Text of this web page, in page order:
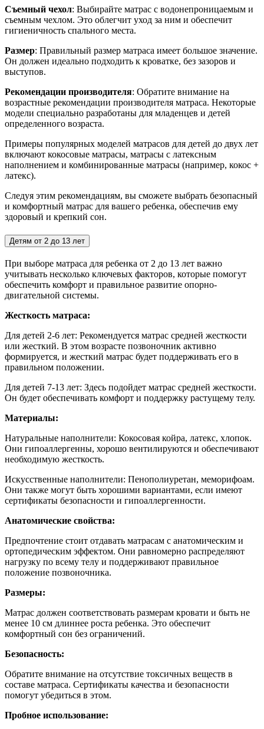
Съемный чехол: Выбирайте матрас с водонепроницаемым и
съемным чехлом. Это облегчит уход за ним и обеспечит
гигиеничность спального места.
Размер: Правильный размер матраса имеет большое значение.
Он должен идеально подходить к кроватке, без зазоров и
выступов.
Рекомендации производителя: Обратите внимание на
возрастные рекомендации производителя матраса. Некоторые
модели специально разработаны для младенцев и детей
определенного возраста.
Примеры популярных моделей матрасов для детей до двух лет
включают кокосовые матрасы, матрасы с латексным
наполнением и комбинированные матрасы (например, кокос +
латекс).
Следуя этим рекомендациям, вы сможете выбрать безопасный
и комфортный матрас для вашего ребенка, обеспечив ему
здоровый и крепкий сон.
Детям от 2 до 13 лет
При выборе матраса для ребенка от 2 до 13 лет важно
учитывать несколько ключевых факторов, которые помогут
обеспечить комфорт и правильное развитие опорно-
двигательной системы.
Жесткость матраса:
Для детей 2-6 лет: Рекомендуется матрас средней жесткости
или жесткий. В этом возрасте позвоночник активно
формируется, и жесткий матрас будет поддерживать его в
правильном положении.
Для детей 7-13 лет: Здесь подойдет матрас средней жесткости.
Он будет обеспечивать комфорт и поддержку растущему телу.
Материалы:
Натуральные наполнители: Кокосовая койра, латекс, хлопок.
Они гипоаллергенны, хорошо вентилируются и обеспечивают
необходимую жесткость.
Искусственные наполнители: Пенополиуретан, меморифоам.
Они также могут быть хорошими вариантами, если имеют
сертификаты безопасности и гипоаллергенности.
Анатомические свойства:
Предпочтение стоит отдавать матрасам с анатомическим и
ортопедическим эффектом. Они равномерно распределяют
нагрузку по всему телу и поддерживают правильное
положение позвоночника.
Размеры:
Матрас должен соответствовать размерам кровати и быть не
менее 10 см длиннее роста ребенка. Это обеспечит
комфортный сон без ограничений.
Безопасность:
Обратите внимание на отсутствие токсичных веществ в
составе матраса. Сертификаты качества и безопасности
помогут убедиться в этом.
Пробное использование: